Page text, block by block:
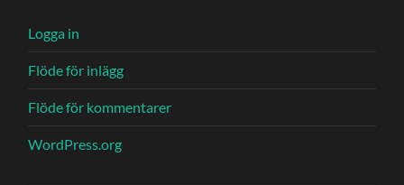
Logga in
Flöde för inlägg
Flöde för kommentarer
WordPress.org